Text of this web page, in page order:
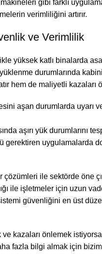
gibi farklı
verimliliğini artırır.
ve Verimlilik
yüksek katlı binalarda
durumlarında kabini
hem de maliyetli kazaları
aşan durumlarda uyarı
aşırı yük durumlarını
gerektiren uygulamalarda
ile sektörde öne
ile işletmeler için uzun
güvenliğini en üst
kazaları önlemek
fazla bilgi almak için